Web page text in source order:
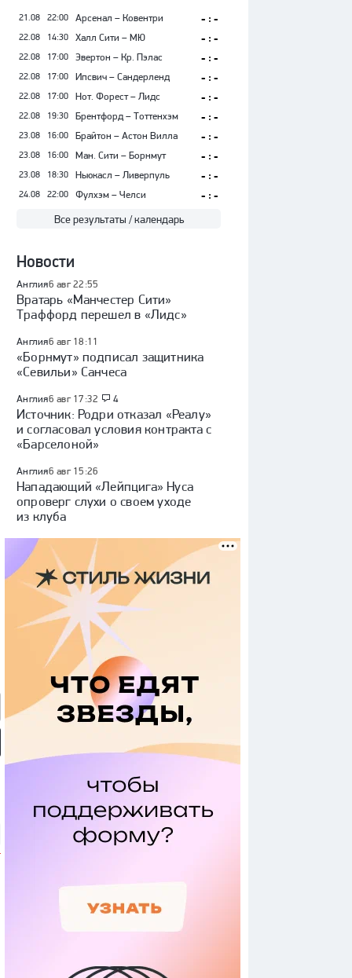
— ЦСКА:
«Крылья Советов»: Кубок
России, видеообзор матча
«Родина» — «Рубин»:
21.08 22:00 Арсенал – Ковентри - : -
22.08 14:30 Халл Сити – МЮ - : -
22.08 17:00 Эвертон – Кр. Пэлас - : -
22.08 17:00 Ипсвич – Сандерленд - : -
22.08 17:00 Нот. Форест – Лидс - : -
22.08 19:30 Брентфорд – Тоттенхэм - : -
23.08 16:00 Брайтон – Астон Вилла - : -
23.08 16:00 Ман. Сити – Борнмут - : -
23.08 18:30 Ньюкасл – Ливерпуль - : -
24.08 22:00 Фулхэм – Челси
- : -
Все результаты / календарь
Новости
Англия6 авг 22:55
Вратарь «Манчестер Сити»
Траффорд перешел в «Лидс»
Англия6 авг 18:11
«Борнмут» подписал защитника
«Севильи» Санчеса
Англия6 авг 17:32 4
Источник: Родри отказал «Реалу»
и согласовал условия контракта с
«Барселоной»
Англия6 авг 15:26
Нападающий «Лейпцига» Нуса
опроверг слухи о своем уходе
из клуба